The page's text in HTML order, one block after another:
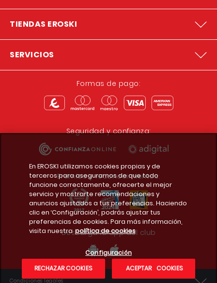
TIENDAS EROSKI
SERVICIOS
Formas de pago:
Seguridad y confianza:
Premios y reconocimientos:
Descarga la app del club
Condiciones legales
En EROSKI utilizamos cookies propias y de
terceros para asegurarnos de que todo
funcione correctamente, ofrecerte el mejor
servicio y mostrarte recomendaciones y
anuncios ajustados a tus preferencias. Haciendo
clic en ‘Configuración’, podrás ajustar tus
preferencias de cookies. Para más información,
visita nuestra política de cookies
Configuración
RECHAZAR COOKIES
ACEPTAR COOKIES